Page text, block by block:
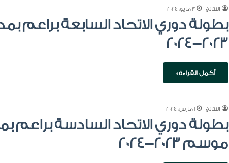
النتائج 3 مايو، 2024
بطولة دوري الاتحاد السابعة براعم
2023-2024
أكمل القراءة »
النتائج 1 مارس، 2024
بطولة دوري الاتحاد السادسة
موسم 2023-2024